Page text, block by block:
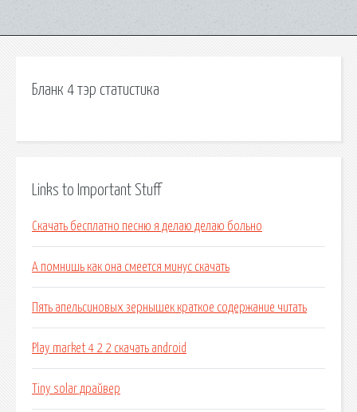
Бланк 4 тэр статистика
Links to Important Stuff
Скачать бесплатно песню я делаю делаю больно
А помнишь как она смеется минус скачать
Пять апельсиновых зернышек краткое содержание читать
Play market 4 2 2 скачать android
Tiny solar драйвер